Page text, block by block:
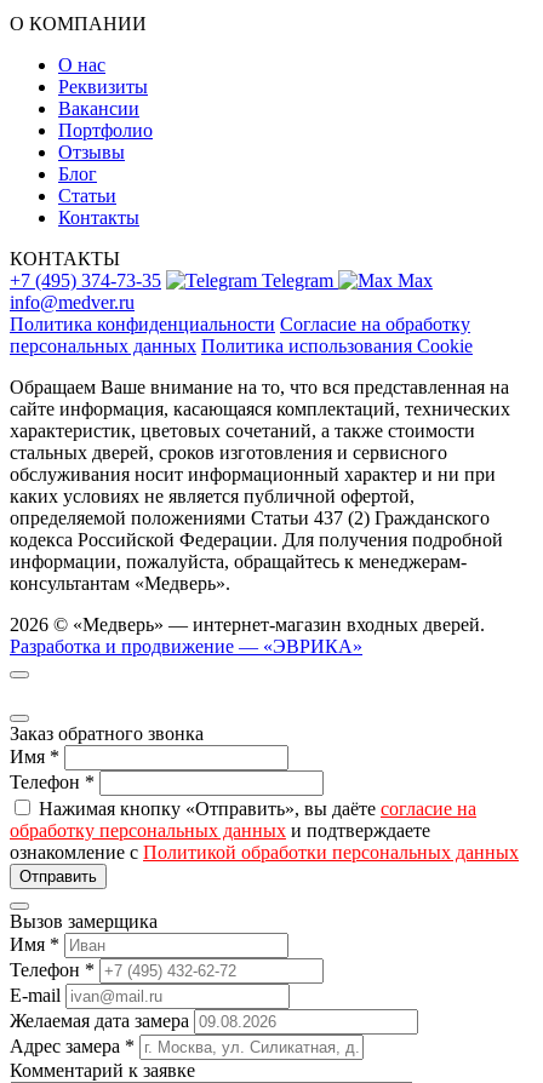
О КОМПАНИИ
О нас
Реквизиты
Вакансии
Портфолио
Отзывы
Блог
Статьи
Контакты
КОНТАКТЫ
+7 (495) 374-73-35
Telegram
Max
info@medver.ru
Политика конфиденциальности Согласие на обработку
персональных данных Политика использования Cookie
Обращаем Ваше внимание на то, что вся представленная на
сайте информация, касающаяся комплектаций, технических
характеристик, цветовых сочетаний, а также стоимости
стальных дверей, сроков изготовления и сервисного
обслуживания носит информационный характер и ни при
каких условиях не является публичной офертой,
определяемой положениями Статьи 437 (2) Гражданского
кодекса Российской Федерации. Для получения подробной
информации, пожалуйста, обращайтесь к менеджерам-
консультантам «Медверь».
2026 © «Медверь» — интернет-магазин входных дверей.
Разработка и продвижение — «ЭВРИКА»
Заказ обратного звонка
Имя *
Телефон *
Нажимая кнопку «Отправить», вы даёте согласие на
обработку персональных данных и подтверждаете
ознакомление с Политикой обработки персональных данных
Вызов замерщика
Имя *
Телефон *
E-mail
Желаемая дата замера
Адрес замера *
Комментарий к заявке